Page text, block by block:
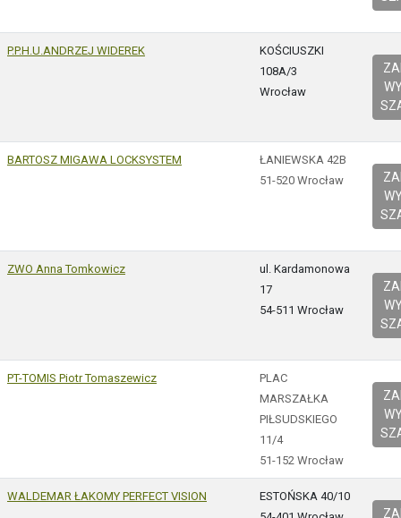
P.P.H.U.ANDRZEJ WIDEREK
KOŚCIUSZKI
108A/3
Wrocław
BARTOSZ MIGAWA LOCKSYSTEM
ŁANIEWSKA 42B
51-520 Wrocław
ZWO Anna Tomkowicz
ul. Kardamonowa
17
54-511 Wrocław
PT-TOMIS Piotr Tomaszewicz
PLAC
MARSZAŁKA
PIŁSUDSKIEGO
11/4
51-152 Wrocław
WALDEMAR ŁAKOMY PERFECT VISION
ESTOŃSKA 40/10